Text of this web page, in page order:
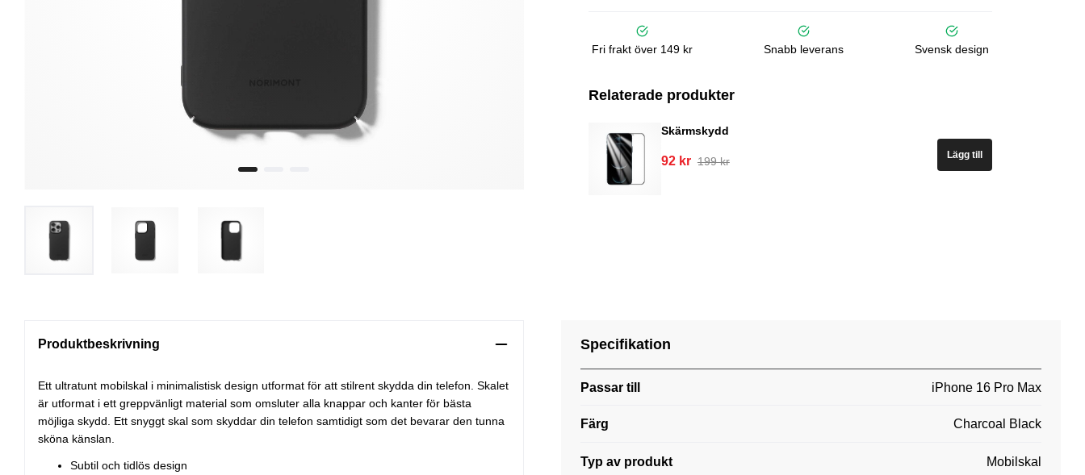
Fri frakt över 149 kr Snabb leverans Svensk design
Relaterade produkter
Skärmskydd
92 kr 199 kr
Lägg till
Produktbeskrivning
Ett ultratunt mobilskal i minimalistisk design utformat för att stilrent skydda din telefon. Skalet
är utformat i ett greppvänligt material som omsluter alla knappar och kanter för bästa
möjliga skydd. Ett snyggt skal som skyddar din telefon samtidigt som det bevarar den tunna
sköna känslan.
Subtil och tidlös design
Specifikation
Passar till iPhone 16 Pro Max
Färg Charcoal Black
Typ av produkt Mobilskal